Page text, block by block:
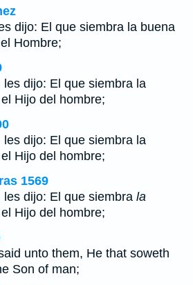
dijo: El que siembra la buena
Hombre;
dijo: El que siembra la
Hijo del hombre;
dijo: El que siembra la
Hijo del hombre;
1569
dijo: El que siembra la
Hijo del hombre;
unto them, He that soweth
Son of man;